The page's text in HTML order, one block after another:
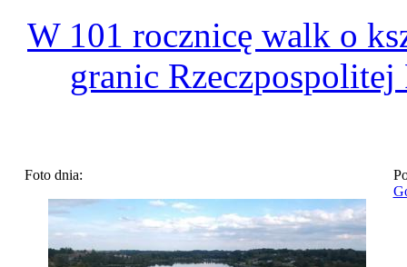
W 101 rocznicę walk o
granic
Foto dnia: